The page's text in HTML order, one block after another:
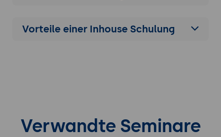
Vorteile einer Inhouse Schulung
Verwandte Seminare